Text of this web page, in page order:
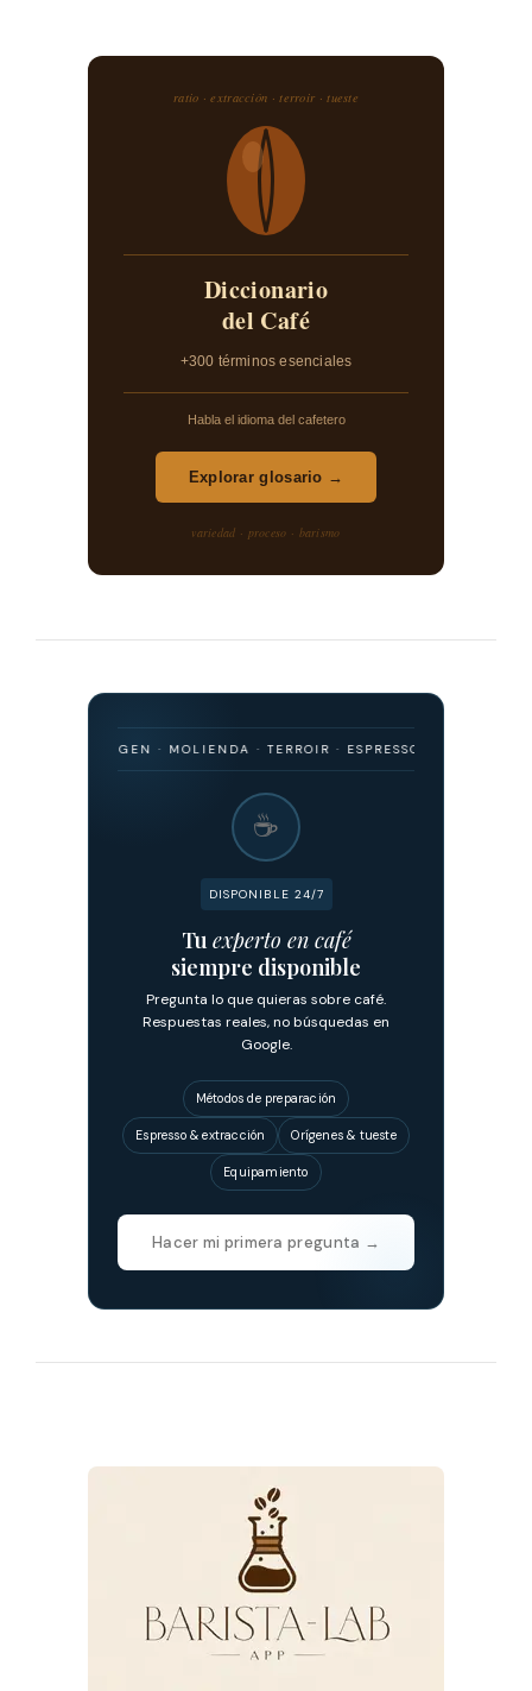
ratio · extracción · terroir · tueste
Diccionario
del Café
+300 términos esenciales
Habla el idioma del cafetero
Explorar glosario →
variedad · proceso · barismo
· ORIGEN · MOLIENDA · TERROIR · ESPRESSO · FILTRADO ·
☕
DISPONIBLE 24/7
Tu experto en café
siempre disponible
Pregunta lo que quieras sobre café.
Respuestas reales, no búsquedas en
Google.
Métodos de preparación
Espresso & extracción Orígenes & tueste
Equipamiento
Hacer mi primera pregunta →